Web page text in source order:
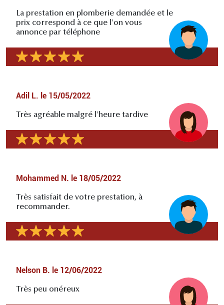
La prestation en plomberie demandée et le
prix correspond à ce que l'on vous
annonce par téléphone
Adil L. le 15/05/2022
Très agréable malgré l'heure tardive
Mohammed N. le 18/05/2022
Très satisfait de votre prestation, à
recommander.
Nelson B. le 12/06/2022
Très peu onéreux